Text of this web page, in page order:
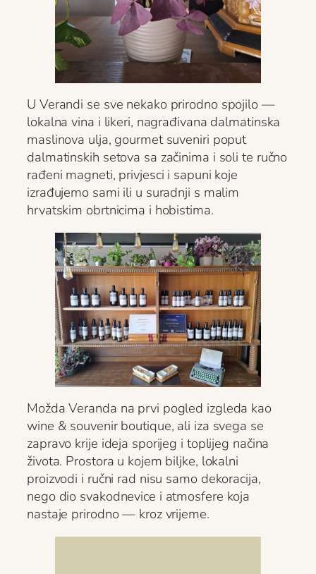
U Verandi se sve nekako prirodno spojilo —
lokalna vina i likeri, nagrađivana dalmatinska
maslinova ulja, gourmet suveniri poput
dalmatinskih setova sa začinima i soli te ručno
rađeni magneti, privjesci i sapuni koje
izrađujemo sami ili u suradnji s malim
hrvatskim obrtnicima i hobistima.
Možda Veranda na prvi pogled izgleda kao
wine & souvenir boutique, ali iza svega se
zapravo krije ideja sporijeg i toplijeg načina
života. Prostora u kojem biljke, lokalni
proizvodi i ručni rad nisu samo dekoracija,
nego dio svakodnevice i atmosfere koja
nastaje prirodno — kroz vrijeme.